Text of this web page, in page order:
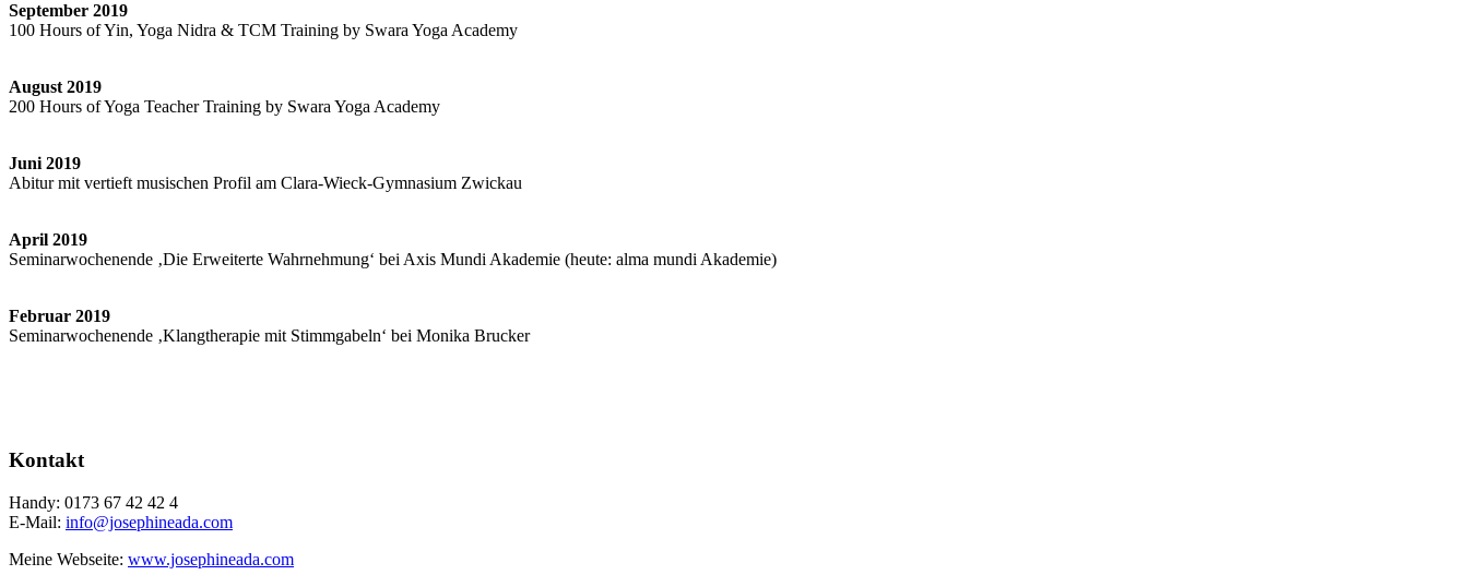
September 2019
100 Hours of Yin, Yoga Nidra & TCM Training by Swara Yoga Academy
August 2019
200 Hours of Yoga Teacher Training by Swara Yoga Academy
Juni 2019
Abitur mit vertieft musischen Profil am Clara-Wieck-Gymnasium Zwickau
April 2019
Seminarwochenende ‚Die Erweiterte Wahrnehmung‘ bei Axis Mundi Akademie (heute: alma mundi Akademie)
Februar 2019
Seminarwochenende ‚Klangtherapie mit Stimmgabeln‘ bei Monika Brucker
Kontakt
Handy: 0173 67 42 42 4
E-Mail: info@josephineada.com
Meine Webseite: www.josephineada.com